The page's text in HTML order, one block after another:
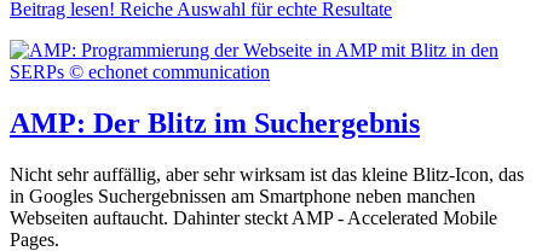
Beitrag lesen! Reiche Auswahl für echte Resultate
AMP: Der Blitz im Suchergebnis
Nicht sehr auffällig, aber sehr wirksam ist das kleine Blitz-Icon, das
in Googles Suchergebnissen am Smartphone neben manchen
Webseiten auftaucht. Dahinter steckt AMP - Accelerated Mobile
Pages.